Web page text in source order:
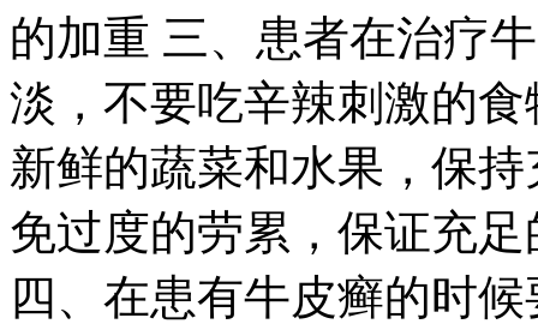
的加重 三、患者在治疗
淡，不要吃辛辣刺激的
新鲜的蔬菜和水果，保
免过度的劳累，保证充
四、在患有牛皮癣的时